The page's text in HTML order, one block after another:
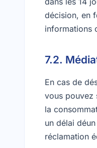
décision, en
informations
7.2.
En cas de
vous pouvez
la
un délai
réclamation